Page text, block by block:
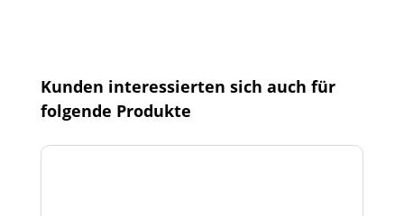
Produktgalerie überspringen
Kunden interessierten sich auch für
folgende Produkte